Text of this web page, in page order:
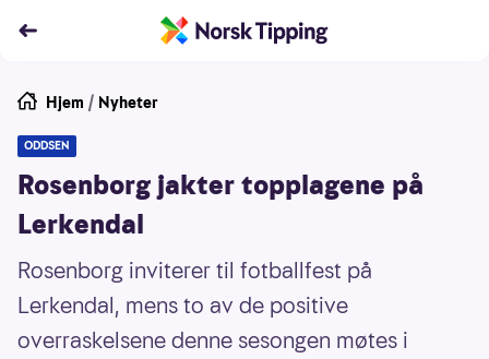
Hjem / Nyheter
ODDSEN
Rosenborg jakter topplagene på
Lerkendal
Rosenborg inviterer til fotballfest på
Lerkendal, mens to av de positive
overraskelsene denne sesongen møtes i